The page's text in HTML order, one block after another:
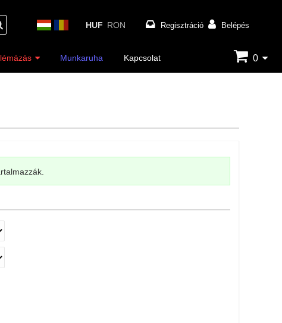
HUF RON Regisztráció Belépés
Munkaruha Kapcsolat 0